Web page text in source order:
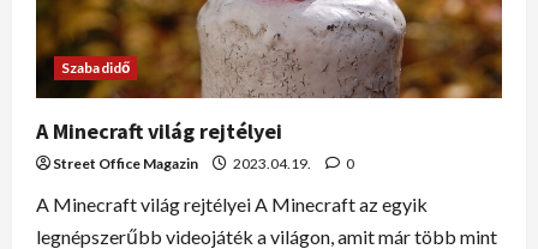
Szabadidő
A Minecraft világ rejtélyei
Street Office Magazin 2023.04.19. 0
A Minecraft világ rejtélyei A Minecraft az egyik
legnépszerűbb videojáték a világon, amit már több mint